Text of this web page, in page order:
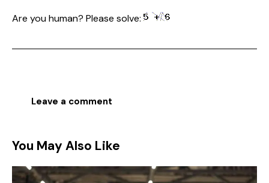
Are you human? Please solve:
You May Also Like